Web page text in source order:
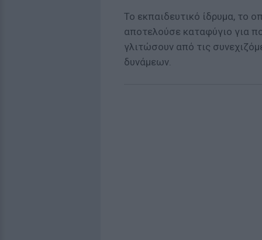
Το εκπαιδευτικό ίδρυμα, το
αποτελούσε καταφύγιο για
γλιτώσουν από τις
δυνάμεων.